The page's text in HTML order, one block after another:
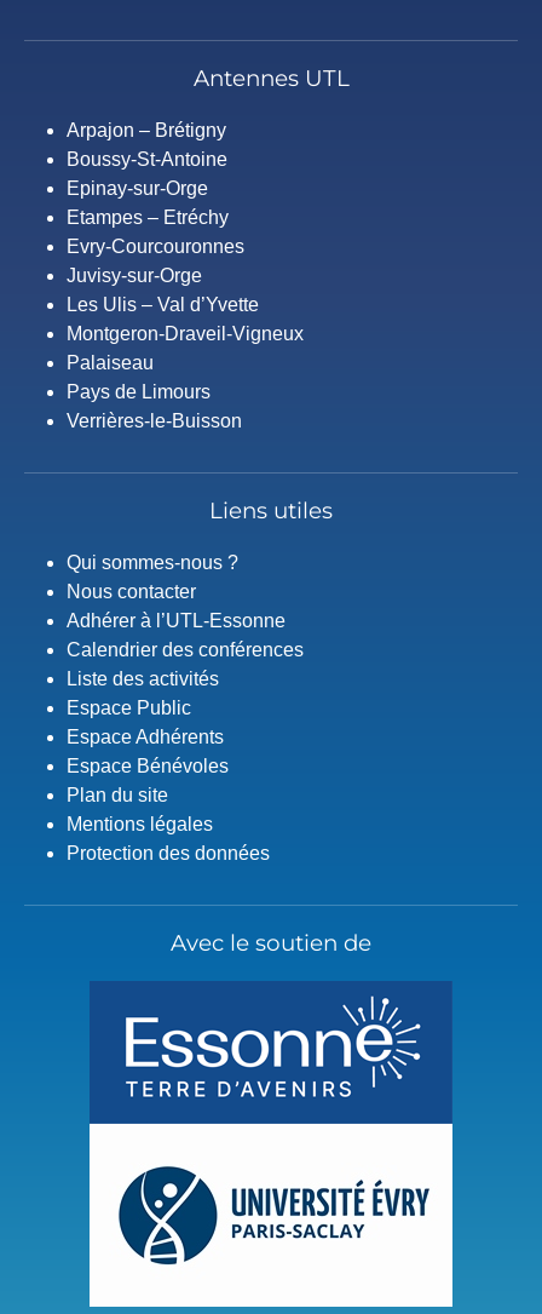
Antennes UTL
Arpajon – Brétigny
Boussy-St-Antoine
Epinay-sur-Orge
Etampes – Etréchy
Evry-Courcouronnes
Juvisy-sur-Orge
Les Ulis – Val d’Yvette
Montgeron-Draveil-Vigneux
Palaiseau
Pays de Limours
Verrières-le-Buisson
Liens utiles
Qui sommes-nous ?
Nous contacter
Adhérer à l’UTL-Essonne
Calendrier des conférences
Liste des activités
Espace Public
Espace Adhérents
Espace Bénévoles
Plan du site
Mentions légales
Protection des données
Avec le soutien de